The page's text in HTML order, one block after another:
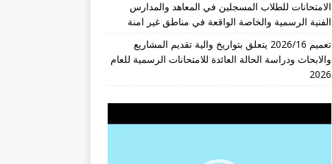
الامتحانات للطلاب المسجلين في المعاهد والمدارس
الفنية الرسمية والخاصة الواقعة في مناطق غير امنة
تعميم 2026/16 يتعلق بتواريخ والية تقديم المشاريع
والابحاث ودراسة الحالة العائدة للامتحانات الرسمية للعام
2026
الفيديو